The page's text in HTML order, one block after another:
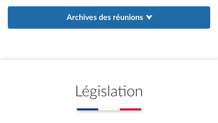
Archives des réunions
Législation